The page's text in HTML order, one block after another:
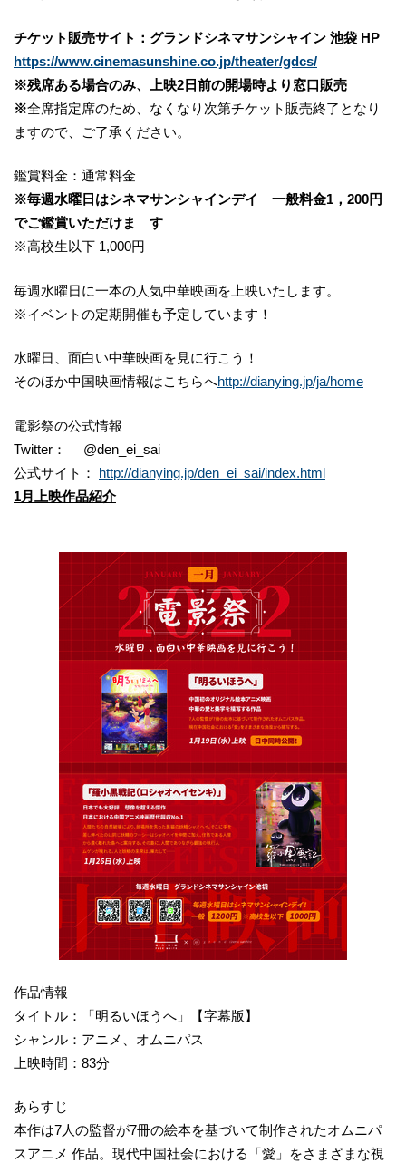
チケット販売サイト：グランドシネマサンシャイン 池袋 HP
https://www.cinemasunshine.co.jp/theater/gdcs/
※残席ある場合のみ、上映2 日前の開場時より窓口販売
※全席指定席のため、なくなり次第チケット販売終了となり
ますので、ご了承ください。
鑑賞料金：通常料金
※毎週水曜日はシネマサンシャインデイ 一般料金1 ， 200円
でご鑑賞いただけま す
※高校生以下 1,000円
毎週水曜日に一本の人気中華映画を上映いたします。
※イベントの定期開催も予定しています！
水曜日、面白い中華映画を見に行こう！
そのほか中国映画情報はこちらへhttp://dianying.jp/ja/home
電影祭の公式情報
Twitter： @den_ei_sai
公式サイト： http://dianying.jp/den_ei_sai/index.html
1月上映作品紹介
作品情報
タイトル：「明るいほうへ」【字幕版】
シャンル：アニメ、オムニパス
上映時間：83分
あらすじ
本作は7人の監督が7冊の絵本を基づいて制作されたオムニパ
スアニメ 作品。現代中国社会における「愛」をさまざまな視